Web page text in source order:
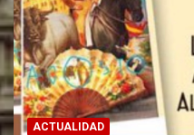
ACTUALIDAD